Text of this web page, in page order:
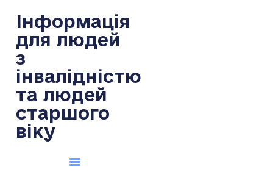
Інформація
для людей
з
інвалідністю
та людей
старшого
віку